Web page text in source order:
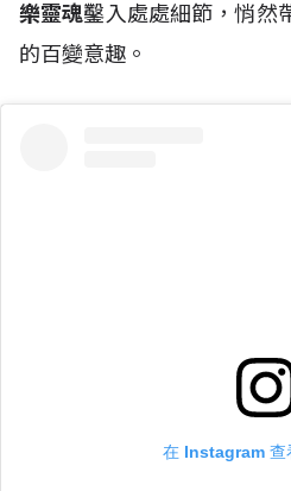
樂靈魂鑿入處處細節，悄然
的百變意趣。
在 Instagram 查